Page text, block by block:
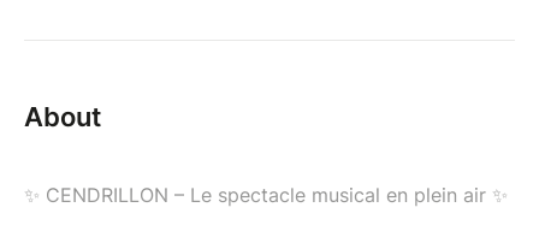
About
✨ CENDRILLON – Le spectacle musical en plein air ✨